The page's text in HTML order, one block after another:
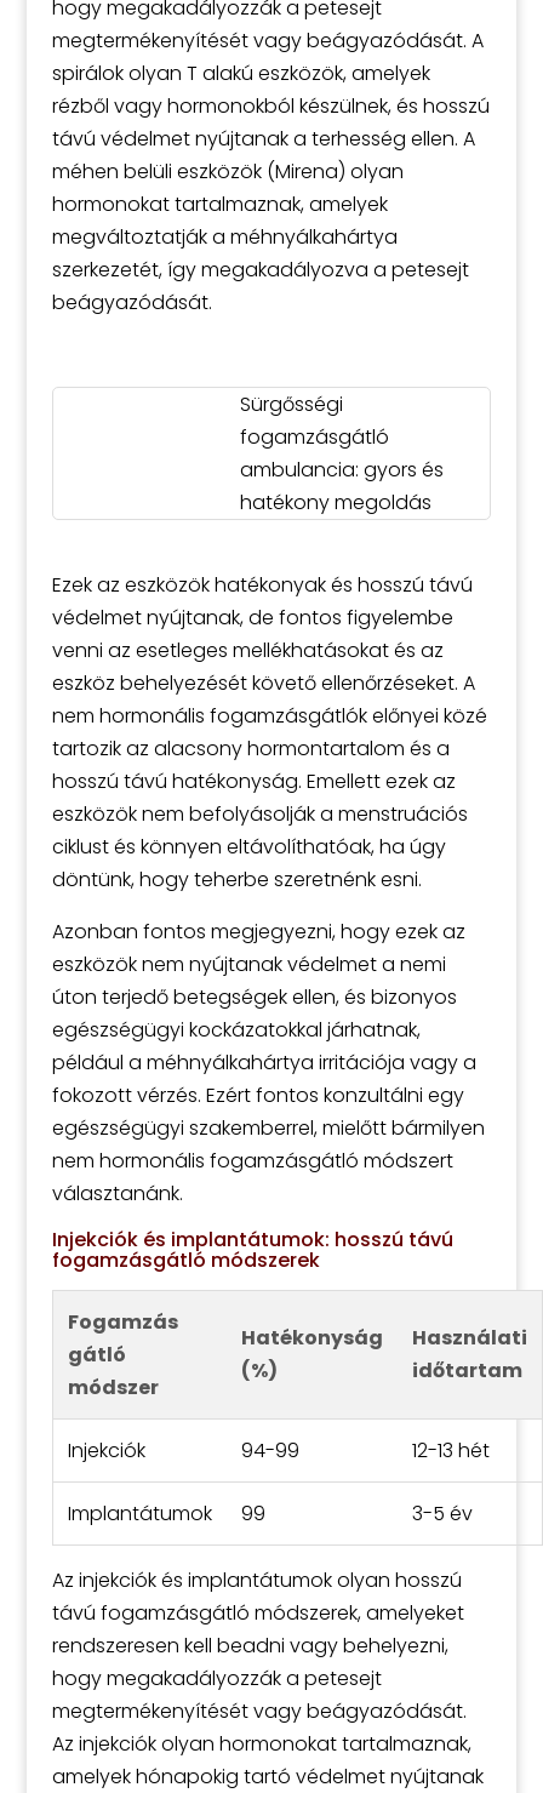
hogy megakadályozzák a petesejt
megtermékenyítését vagy beágyazódását. A
spirálok olyan T alakú eszközök, amelyek
rézből vagy hormonokból készülnek, és hosszú
távú védelmet nyújtanak a terhesség ellen. A
méhen belüli eszközök (Mirena) olyan
hormonokat tartalmaznak, amelyek
megváltoztatják a méhnyálkahártya
szerkezetét, így megakadályozva a petesejt
beágyazódását.
Sürgősségi
fogamzásgátló
ambulancia: gyors és
hatékony megoldás
Ezek az eszközök hatékonyak és hosszú távú
védelmet nyújtanak, de fontos figyelembe
venni az esetleges mellékhatásokat és az
eszköz behelyezését követő ellenőrzéseket. A
nem hormonális fogamzásgátlók előnyei közé
tartozik az alacsony hormontartalom és a
hosszú távú hatékonyság. Emellett ezek az
eszközök nem befolyásolják a menstruációs
ciklust és könnyen eltávolíthatóak, ha úgy
döntünk, hogy teherbe szeretnénk esni.
Azonban fontos megjegyezni, hogy ezek az
eszközök nem nyújtanak védelmet a nemi
úton terjedő betegségek ellen, és bizonyos
egészségügyi kockázatokkal járhatnak,
például a méhnyálkahártya irritációja vagy a
fokozott vérzés. Ezért fontos konzultálni egy
egészségügyi szakemberrel, mielőtt bármilyen
nem hormonális fogamzásgátló módszert
választanánk.
Injekciók és implantátumok: hosszú távú
fogamzásgátló módszerek
Fogamzás
gátló
módszer
Hatékonyság
(%)
Használati
időtartam
Injekciók 94-99 12-13 hét
Implantátumok 99 3-5 év
Az injekciók és implantátumok olyan hosszú
távú fogamzásgátló módszerek, amelyeket
rendszeresen kell beadni vagy behelyezni,
hogy megakadályozzák a petesejt
megtermékenyítését vagy beágyazódását.
Az injekciók olyan hormonokat tartalmaznak,
amelyek hónapokig tartó védelmet nyújtanak